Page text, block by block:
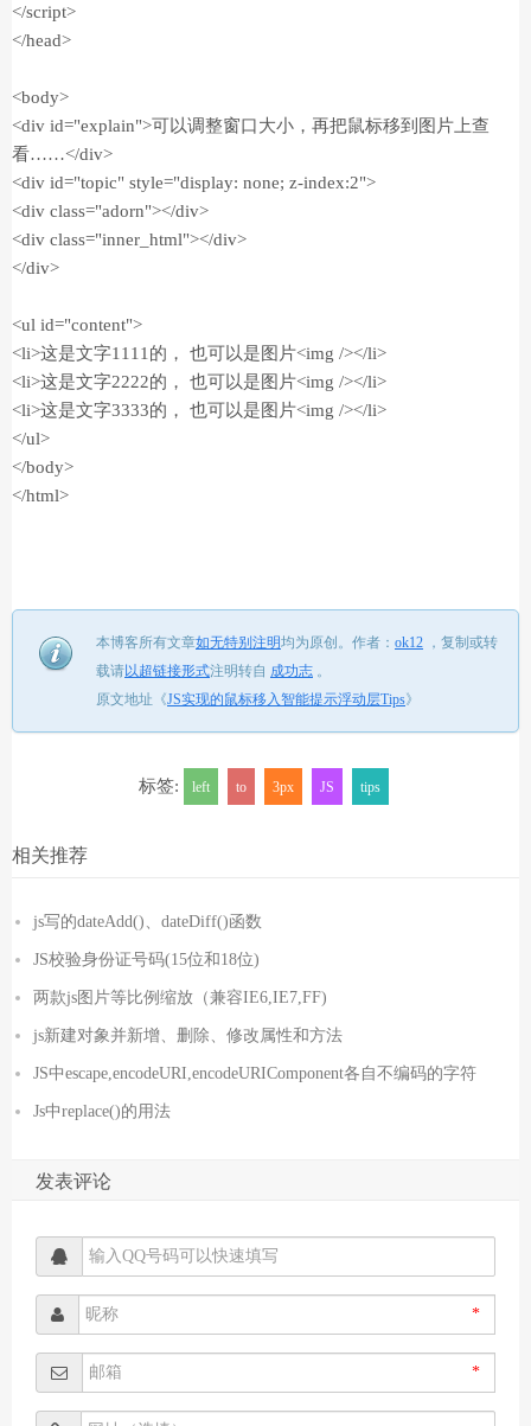
</script>
</head>
<body>
<div id="explain">可以调整窗口大小，再把鼠标移到图片上查
看……</div>
<div id="topic" style="display: none; z-index:2">
<div class="adorn"></div>
<div class="inner_html"></div>
</div>
<ul id="content">
<li>这是文字1111的， 也可以是图片<img /></li>
<li>这是文字2222的， 也可以是图片<img /></li>
<li>这是文字3333的， 也可以是图片<img /></li>
</ul>
</body>
</html>
本博客所有文章如无特别注明均为原创。 作者： ok12 ， 复制或转
载请以超链接形式注明转自 成功志 。
原文地址《JS实现的鼠标移入智能提示浮动层Tips》
标签: left to 3px JS tips
相关推荐
js写的dateAdd()、dateDiff()函数
JS校验身份证号码(15位和18位)
两款js图片等比例缩放（兼容IE6,IE7,FF)
js新建对象并新增、删除、修改属性和方法
JS中escape,encodeURI,encodeURIComponent各自不编码的字符
Js中replace()的用法
发表评论
*
*